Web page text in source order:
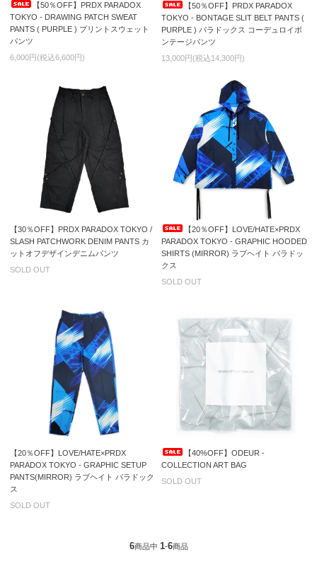
【50％OFF】PRDX PARADOX
TOKYO - DRAWING PATCH SWEAT
PANTS ( PURPLE ) プリントスウェット
パンツ
6,000円(税込6,600円)
【50％OFF】PRDX PARADOX
TOKYO - BONTAGE SLIT BELT PANTS (
PURPLE ) パラドックス コーデュロイボ
ンテージパンツ
13,000円(税込14,300円)
【30％OFF】PRDX PARADOX TOKYO /
SLASH PATCHWORK DENIM PANTS カ
ットオフデザインデニムパンツ
SOLD OUT
【20％OFF】LOVE/HATE×PRDX
PARADOX TOKYO - GRAPHIC HOODED
SHIRTS (MIRROR) ラブヘイト パラドッ
クス
SOLD OUT
【20％OFF】LOVE/HATE×PRDX
PARADOX TOKYO - GRAPHIC SETUP
PANTS(MIRROR) ラブヘイト パラドック
ス
SOLD OUT
【40%OFF】ODEUR -
COLLECTION ART BAG
SOLD OUT
6商品中 1-6商品